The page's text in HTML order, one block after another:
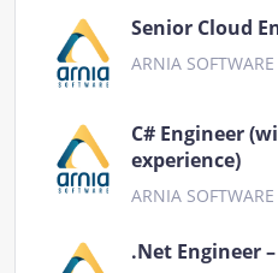
Senior Cloud
ARNIA SOFTWARE
C# Engineer
experience)
ARNIA SOFTWARE
.Net Engineer